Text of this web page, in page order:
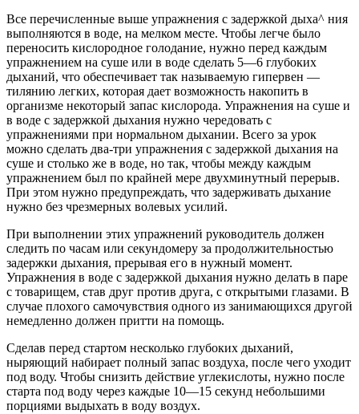
Все перечисленные выше упражнения с задержкой дыха^ ния
выполняются в воде, на мелком месте. Чтобы легче было
переносить кислородное голодание, нужно перед каждым
упражнением на суше или в воде сделать 5—6 глубоких
дыханий, что обеспечивает так называемую гипервен —
тилянию легких, которая дает возможность накопить в
организме некоторый запас кислорода. Упражнения на суше и
в воде с задержкой дыхания нужно чередовать с
упражнениями при нормальном дыхании. Всего за урок
можно сделать два-три упражнения с задержкой дыхания на
суше и столько же в воде, но так, чтобы между каждым
упражнением был по крайней мере двухминутный перерыв.
При этом нужно предупреждать, что задерживать дыхание
нужно без чрезмерных волевых усилий.
При выполнении этих упражнений руководитель должен
следить по часам или секундомеру за продолжительностью
задержки дыхания, прерывая его в нужный момент.
Упражнения в воде с задержкой дыхания нужно делать в паре
с товарищем, став друг против друга, с открытыми глазами. В
случае плохого самочувствия одного из занимающихся другой
немедленно должен притти на помощь.
Сделав перед стартом несколько глубоких дыханий,
ныряющий набирает полный запас воздуха, после чего уходит
под воду. Чтобы снизить действие углекислоты, нужно после
старта под воду через каждые 10—15 секунд небольшими
порциями выдыхать в воду воздух.